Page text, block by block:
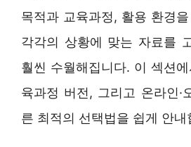
목적과 교육과정, 활용 환경
각각의 상황에 맞는 자료를
훨씬 수월해집니다. 이 섹션
육과정 버전, 그리고 온라인·
른 최적의 선택법을 쉽게 안내